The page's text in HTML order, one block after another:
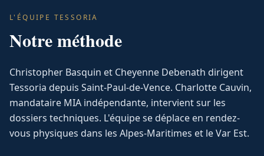
L'ÉQUIPE TESSORIA
Notre méthode
Christopher Basquin et Cheyenne Debenath dirigent
Tessoria depuis Saint-Paul-de-Vence. Charlotte Cauvin,
mandataire MIA indépendante, intervient sur les
dossiers techniques. L'équipe se déplace en rendez-
vous physiques dans les Alpes-Maritimes et le Var Est.